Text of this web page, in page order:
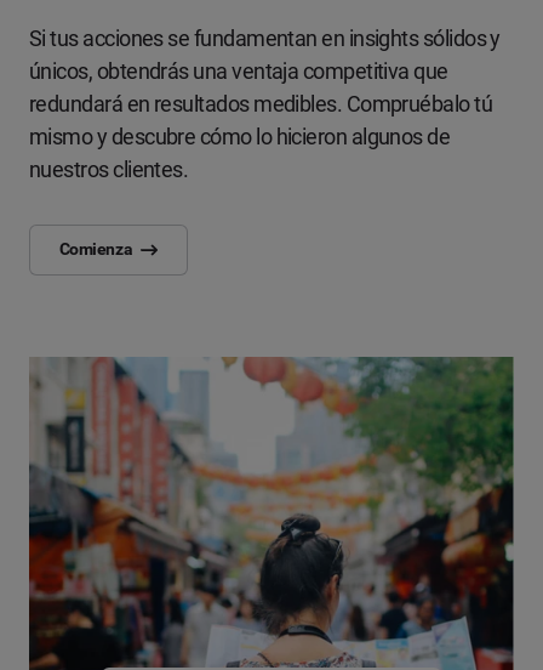
Si tus acciones se fundamentan en insights sólidos y
únicos, obtendrás una ventaja competitiva que
redundará en resultados medibles. Compruébalo tú
mismo y descubre cómo lo hicieron algunos de
nuestros clientes.
Comienza